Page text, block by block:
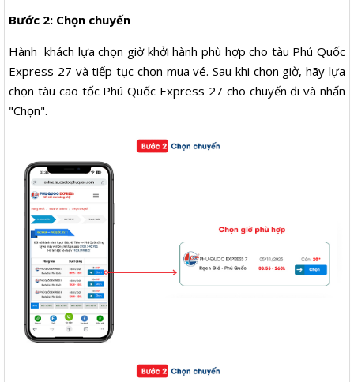
Bước 2: Chọn chuyến
Hành khách lựa chọn giờ khởi hành phù hợp cho tàu Phú Quốc
Express 27 và tiếp tục chọn mua vé. Sau khi chọn giờ, hãy lựa
chọn tàu cao tốc Phú Quốc Express 27 cho chuyến đi và nhấn
"Chọn".